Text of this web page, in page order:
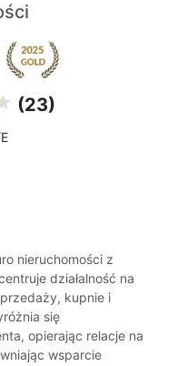
(23)
nieruchomości z
działalność na
kupnie i
się
opierając relacje na
wsparcie